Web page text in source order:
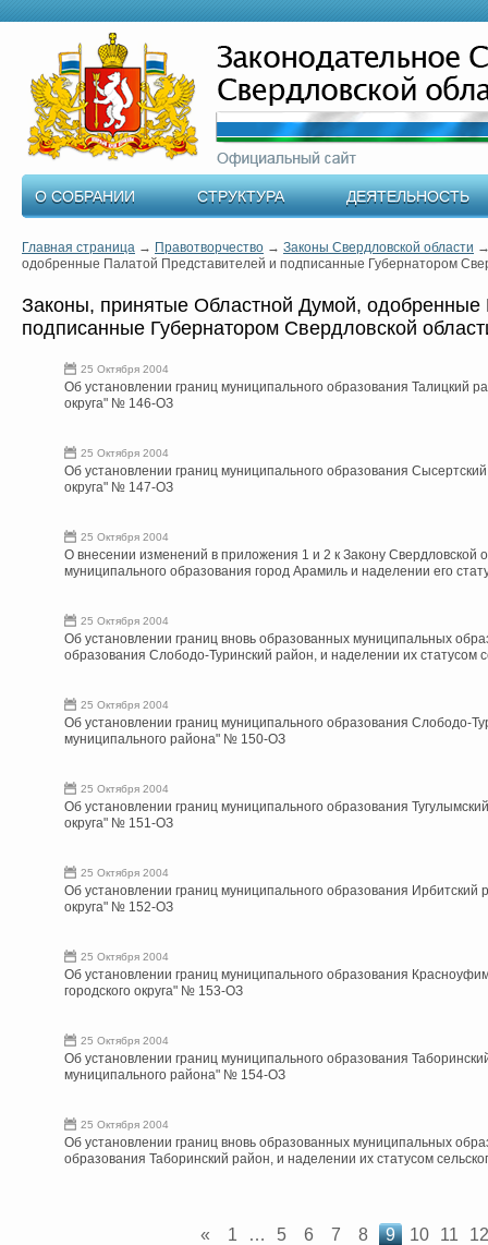
О СОБРАНИИ СТРУКТУРА ДЕЯТЕЛЬНОСТЬ
Главная страница → Правотворчество → Законы Свердловской области
одобренные Палатой Представителей и подписанные Губернатором
Законы, принятые Областной Думой, одобренные
подписанные Губернатором Свердловской
25 Октября 2004
Об установлении границ муниципального образования Талицкий
округа" № 146-ОЗ
25 Октября 2004
Об установлении границ муниципального образования
округа" № 147-ОЗ
25 Октября 2004
О внесении изменений в приложения 1 и 2 к Закону Свердловской
муниципального образования город Арамиль и наделении его
25 Октября 2004
Об установлении границ вновь образованных муниципальных
образования Слободо-Туринский район, и наделении их статусом
25 Октября 2004
Об установлении границ муниципального образования Слободо-
муниципального района" № 150-ОЗ
25 Октября 2004
Об установлении границ муниципального образования
округа" № 151-ОЗ
25 Октября 2004
Об установлении границ муниципального образования Ирбитский
округа" № 152-ОЗ
25 Октября 2004
Об установлении границ муниципального образования
городского округа" № 153-ОЗ
25 Октября 2004
Об установлении границ муниципального образования
муниципального района" № 154-ОЗ
25 Октября 2004
Об установлении границ вновь образованных муниципальных
образования Таборинский район, и наделении их статусом
« 1 … 5 6 7 8 9 10 11 12